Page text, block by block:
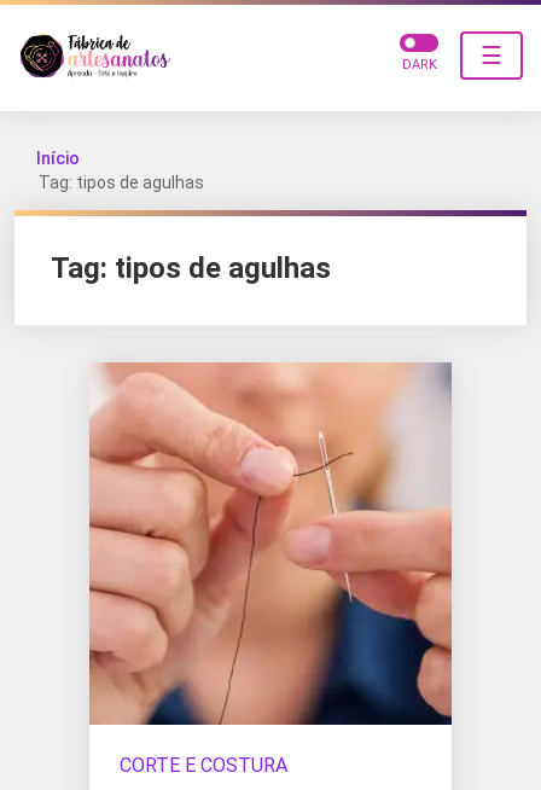
☰
DARK
Início
Tag: tipos de agulhas
Tag: tipos de agulhas
CORTE E COSTURA